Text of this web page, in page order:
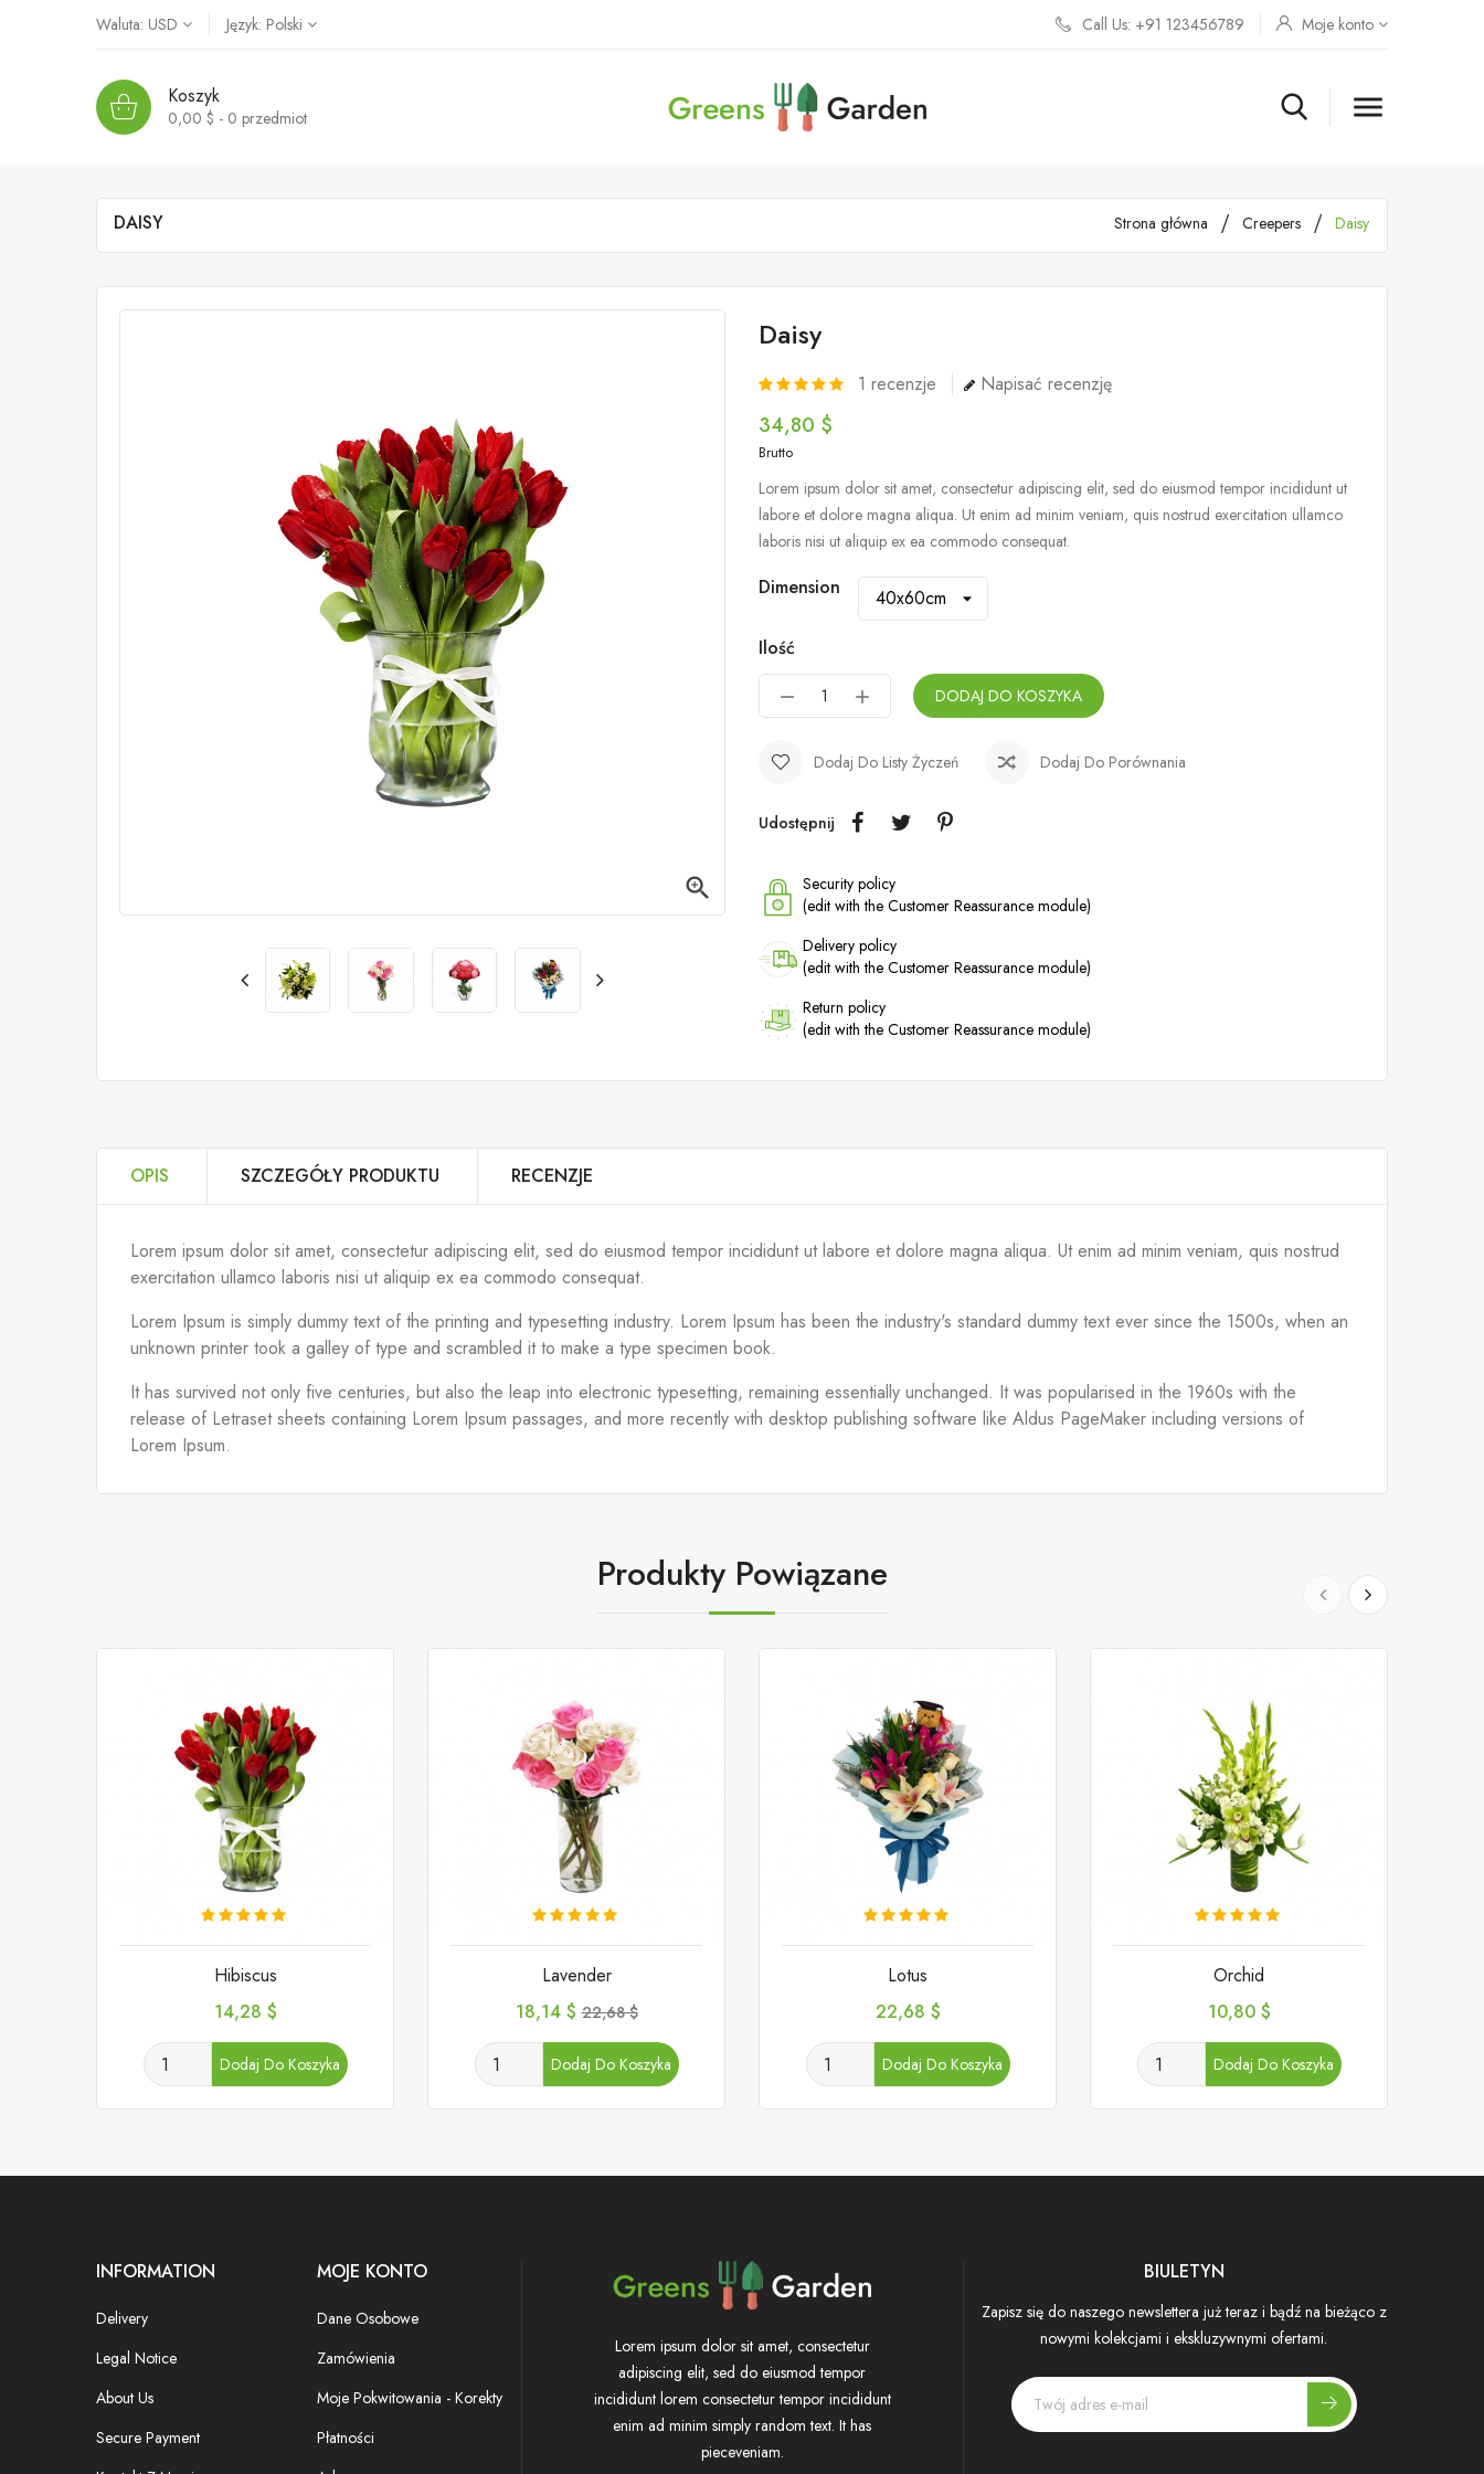
Waluta: USD Język: Polski Call Us: +91 123456789 Moje konto
Koszyk
0,00 $ - 0 przedmiot 
DAISY Strona główna Creepers Daisy

Daisy
1 recenzje Napisać recenzję
34,80 $
Brutto
Lorem ipsum dolor sit amet, consectetur adipiscing elit, sed do eiusmod tempor incididunt ut
labore et dolore magna aliqua. Ut enim ad minim veniam, quis nostrud exercitation ullamco
laboris nisi ut aliquip ex ea commodo consequat.
Dimension
Ilość
DODAJ DO KOSZYKA
Dodaj Do Listy Życzeń Dodaj Do Porównania
Udostępnij
Security policy
(edit with the Customer Reassurance module)
Delivery policy
(edit with the Customer Reassurance module)
Return policy
(edit with the Customer Reassurance module)
OPIS SZCZEGÓŁY PRODUKTU RECENZJE
Lorem ipsum dolor sit amet, consectetur adipiscing elit, sed do eiusmod tempor incididunt ut labore et dolore magna aliqua. Ut enim ad minim veniam, quis nostrud
exercitation ullamco laboris nisi ut aliquip ex ea commodo consequat.
Lorem Ipsum is simply dummy text of the printing and typesetting industry. Lorem Ipsum has been the industry's standard dummy text ever since the 1500s, when an
unknown printer took a galley of type and scrambled it to make a type specimen book.
It has survived not only five centuries, but also the leap into electronic typesetting, remaining essentially unchanged. It was popularised in the 1960s with the
release of Letraset sheets containing Lorem Ipsum passages, and more recently with desktop publishing software like Aldus PageMaker including versions of
Lorem Ipsum.
Produkty Powiązane
Hibiscus
Cena
14,28 $
Dodaj Do Koszyka
Lavender
Cena
18,14 $ Cena
22,68 $
Dodaj Do Koszyka
Lotus
Cena
22,68 $
Dodaj Do Koszyka
Orchid
Cena
10,80 $
Dodaj Do Koszyka
INFORMATION
Delivery
Legal Notice
About Us
Secure Payment
MOJE KONTO
Dane Osobowe
Zamówienia
Moje Pokwitowania - Korekty
Płatności
Lorem ipsum dolor sit amet, consectetur
adipiscing elit, sed do eiusmod tempor
incididunt lorem consectetur tempor incididunt
enim ad minim simply random text. It has
pieceveniam.
BIULETYN
Zapisz się do naszego newslettera już teraz i bądź na bieżąco z
nowymi kolekcjami i ekskluzywnymi ofertami.